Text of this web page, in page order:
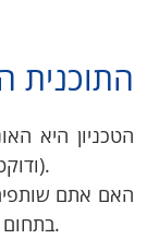
התוכנית
תוכנית ייעודית בהנדסה ימית (תארי M.Sc, M.Eng ודוקטורט).
האם אתם
בתחום מרגש זה? הצטרפו לתוכנית הבין-יחידתית להנדסה ימית.